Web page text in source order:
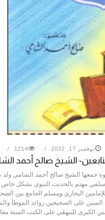
نوفمبر 17, 2022 1214
الشيخ صالح أحمد
جمعها الشيخ صالح أحمد الشامي ولد
إسلامي سلفي مهتم بالحديث النبوي بشكل
البخاري ومسلم الجامع بين
السنن على الصحيحين زوائد الموطأ
الكبرى للبيهقي على الكتب الستة